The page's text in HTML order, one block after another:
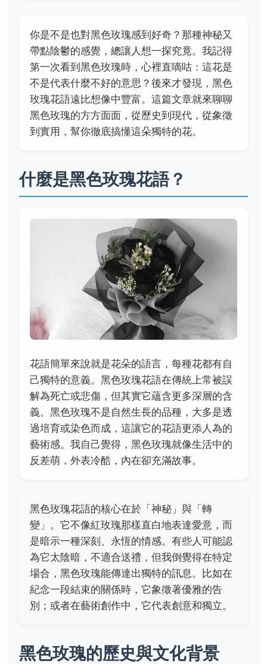
你是不是也對黑色玫瑰感到好奇？那種神秘又
帶點陰鬱的感覺，總讓人想一探究竟。我記得
第一次看到黑色玫瑰時，心裡直嘀咕：這花是
不是代表什麼不好的意思？後來才發現，黑色
玫瑰花語遠比想像中豐富。這篇文章就來聊聊
黑色玫瑰的方方面面，從歷史到現代，從象徵
到實用，幫你徹底搞懂這朵獨特的花。
什麼是黑色玫瑰花語？
花語簡單來說就是花朵的語言，每種花都有自
己獨特的意義。黑色玫瑰花語在傳統上常被誤
解為死亡或悲傷，但其實它蘊含更多深層的含
義。黑色玫瑰不是自然生長的品種，大多是透
過培育或染色而成，這讓它的花語更添人為的
藝術感。我自己覺得，黑色玫瑰就像生活中的
反差萌，外表冷酷，內在卻充滿故事。
黑色玫瑰花語的核心在於「神秘」與「轉
變」。它不像紅玫瑰那樣直白地表達愛意，而
是暗示一種深刻、永恆的情感。有些人可能認
為它太陰暗，不適合送禮，但我倒覺得在特定
場合，黑色玫瑰能傳達出獨特的訊息。比如在
紀念一段結束的關係時，它象徵著優雅的告
別；或者在藝術創作中，它代表創意和獨立。
黑色玫瑰的歷史與文化背景